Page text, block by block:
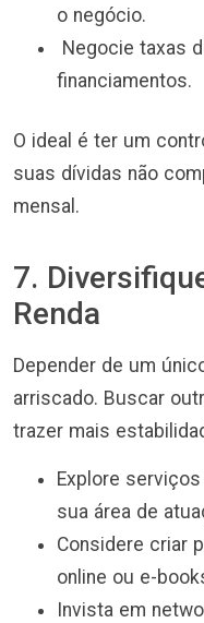
o negócio.
Negocie taxas
financiamentos.
O ideal é ter um
suas dívidas não
mensal.
7.
Renda
Depender de um
arriscado. Buscar
trazer mais
Explore
sua área de
Considere criar
online ou e-
Invista em